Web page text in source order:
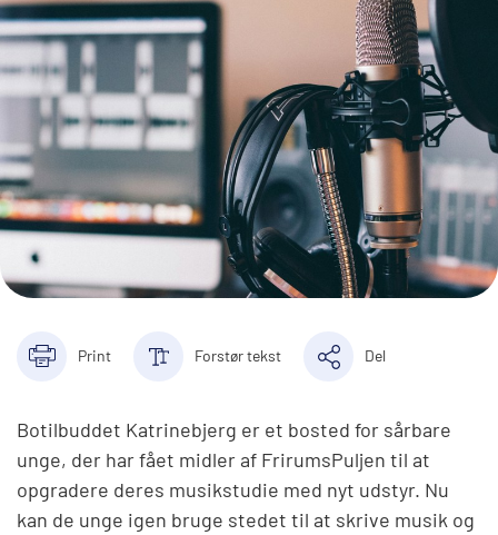
Print Forstør tekst Del
Botilbuddet Katrinebjerg er et bosted for sårbare
unge, der har fået midler af FrirumsPuljen til at
opgradere deres musikstudie med nyt udstyr. Nu
kan de unge igen bruge stedet til at skrive musik og